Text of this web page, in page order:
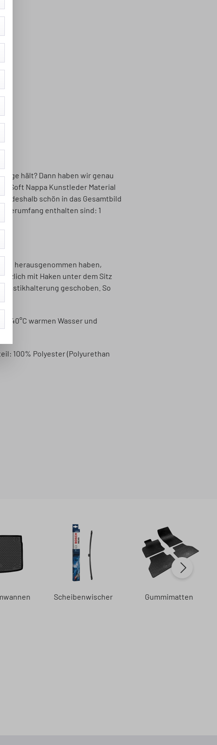
hält? Dann haben wir genau
Soft Nappa Kunstleder Material
deshalb schön in das Gesamtbild
enthalten sind: 1
herausgenommen haben,
mit Haken unter dem Sitz
geschoben. So
40°C warmen Wasser und
100% Polyester (Polyurethan
Scheibenwischer Gummimatten